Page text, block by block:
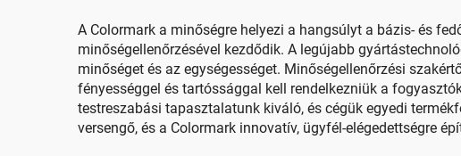
A Colormark a minőségre helyezi a hangsúlyt a bázis- és
minőségellenőrzésével kezdődik. A legújabb
minőséget és az egységességet. Minőségellenőrzési
fényességgel és tartóssággal kell rendelkezniük a
testreszabási tapasztalatunk kiváló, és cégük egyedi
versengő, és a Colormark innovatív, ügyfél-elégedettségre